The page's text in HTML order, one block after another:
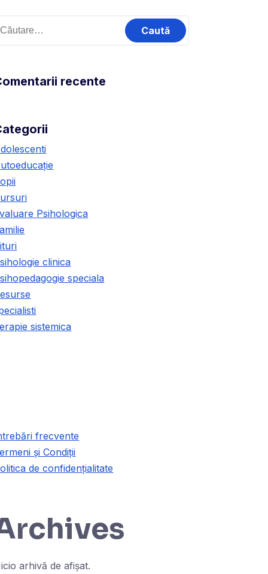
recente
Psihologica
clinica
speciala
sistemica
frecvente
și Condiții
de confidențialitate
arhivă de afișat.